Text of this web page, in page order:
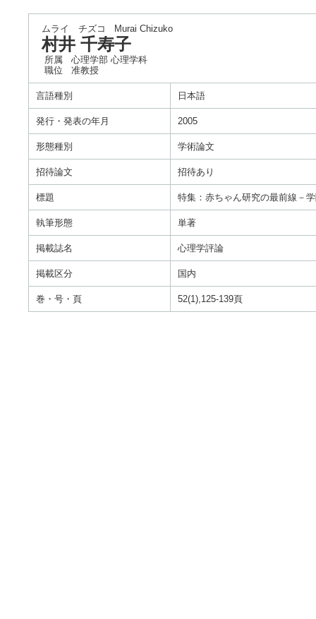
ムライ チズコ Murai Chizuko
村井 千寿子
所属
心理学部 心理学科
職位
准教授
言語種別 日本語
発行・発表の年月 2005
形態種別 学術論文
招待論文 招待あり
標題 特集：赤ちゃん研究の最前線－
執筆形態 単著
掲載誌名 心理学評論
掲載区分 国内
巻・号・頁 52(1),125-139頁